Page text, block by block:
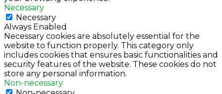
Necessary
Necessary
Always Enabled
Necessary cookies are absolutely essential for the
website to function properly. This category only
includes cookies that ensures basic functionalities and
security features of the website. These cookies do not
store any personal information.
Non-necessary